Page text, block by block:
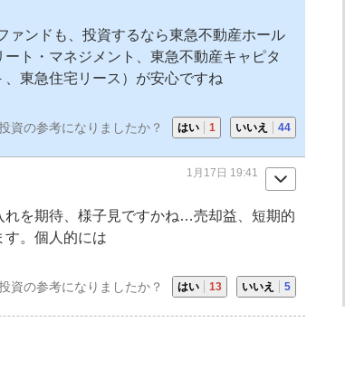
ァンドも、投資するなら東急不動産ホール
ート・マネジメント、東急不動産キャピタ
東急住宅リース）が安心ですね
資の参考になりましたか？ はい 1 いいえ 44
1月17日 19:41
を期待、様子見ですかね…売却益、短期的
。個人的には
資の参考になりましたか？ はい 13 いいえ 5